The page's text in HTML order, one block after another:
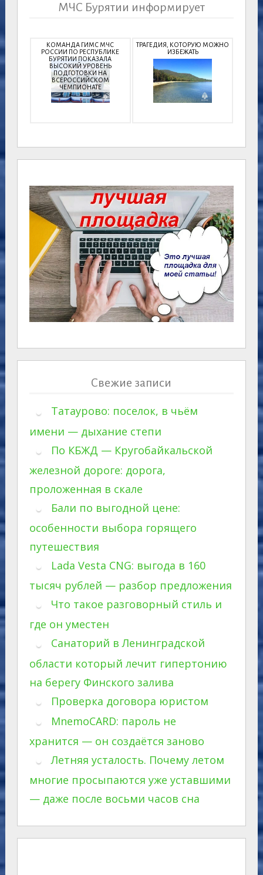
МЧС Бурятии информирует
КОМАНДА ГИМС МЧС
РОССИИ ПО РЕСПУБЛИКЕ
БУРЯТИИ ПОКАЗАЛА
ВЫСОКИЙ УРОВЕНЬ
ПОДГОТОВКИ НА
ВСЕРОССИЙСКОМ
ЧЕМПИОНАТЕ
ТРАГЕДИЯ, КОТОРУЮ МОЖНО
ИЗБЕЖАТЬ
Свежие записи
Татаурово: поселок, в чьём
имени — дыхание степи
По КБЖД — Кругобайкальской
железной дороге: дорога,
проложенная в скале
Бали по выгодной цене:
особенности выбора горящего
путешествия
Lada Vesta CNG: выгода в 160
тысяч рублей — разбор предложения
Что такое разговорный стиль и
где он уместен
Санаторий в Ленинградской
области который лечит гипертонию
на берегу Финского залива
Проверка договора юристом
MnemoCARD: пароль не
хранится — он создаётся заново
Летняя усталость. Почему летом
многие просыпаются уже уставшими
— даже после восьми часов сна